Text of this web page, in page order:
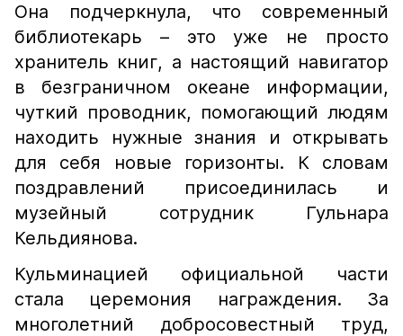
Она подчеркнула, что современный
библиотекарь – это уже не просто
хранитель книг, а настоящий навигатор
в безграничном океане информации,
чуткий проводник, помогающий людям
находить нужные знания и открывать
для себя новые горизонты. К словам
поздравлений присоединилась и
музейный сотрудник Гульнара
Кельдиянова.
Кульминацией официальной части
стала церемония награждения. За
многолетний добросовестный труд,